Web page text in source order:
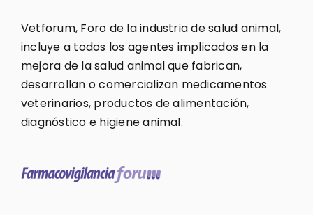
Vetforum, Foro de la industria de salud animal,
incluye a todos los agentes implicados en la
mejora de la salud animal que fabrican,
desarrollan o comercializan medicamentos
veterinarios, productos de alimentación,
diagnóstico e higiene animal.